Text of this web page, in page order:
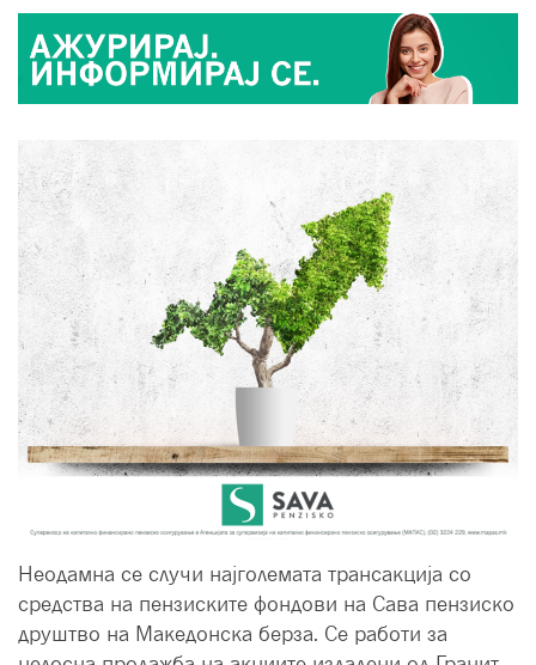
Неодамна се случи најголемата трансакција со
средства на пензиските фондови на Сава пензиско
друштво на Македонска берза. Се работи за